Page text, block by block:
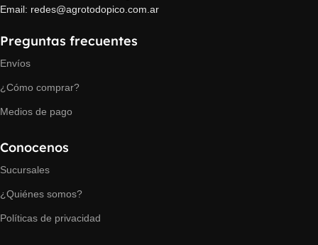
Email: redes@agrotodopico.com.ar
Preguntas frecuentes
Envíos
¿Cómo comprar?
Medios de pago
Conocenos
Sucursales
¿Quiénes somos?
Políticas de privacidad